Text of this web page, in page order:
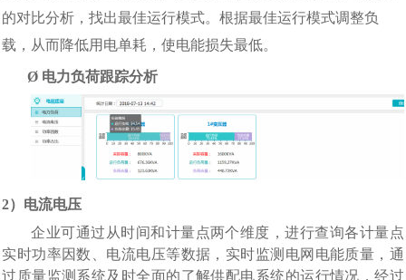
的对比分析，找出最佳运行模式。根据最佳运行模式调整负
载，从而降低用电单耗，使电能损失最低。
Ø 电力负荷跟踪分析
2） 电流电压
企业可通过从时间和计量点两个维度，进行查询各计量点
实时功率因数、电流电压等数据，实时监测电网电能质量 ， 通
过质量监测系统及时全面的了解供配电系统的运行情况，经过